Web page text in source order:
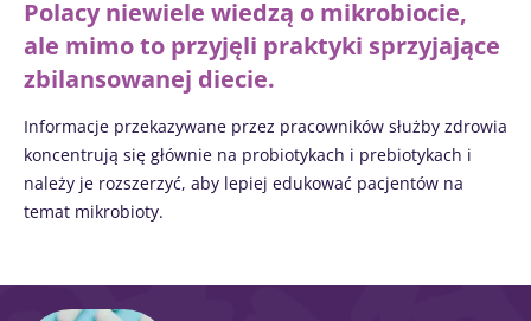
Polacy niewiele wiedzą o mikrobiocie,
ale mimo to przyjęli praktyki sprzyjające
zbilansowanej diecie.
Informacje przekazywane przez pracowników służby zdrowia
koncentrują się głównie na probiotykach i prebiotykach i
należy je rozszerzyć, aby lepiej edukować pacjentów na
temat mikrobioty.
Lekko musujący,
kwaskowaty i
naturalnie
mikroorganizmy
kefir zyskuje na
popularności
wśród mi...
Jogurt, serek
przysmaki mają
wspólną cechę:
są dobre dla
mikrobioty. Od
więcej
–